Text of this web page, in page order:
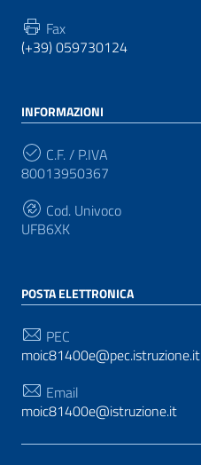
Fax
(+39) 059730124
INFORMAZIONI
C.F. / P.IVA
80013950367
Cod. Univoco
UFB6XK
POSTA ELETTRONICA
PEC
moic81400e@pec.istruzione.it
Email
moic81400e@istruzione.it